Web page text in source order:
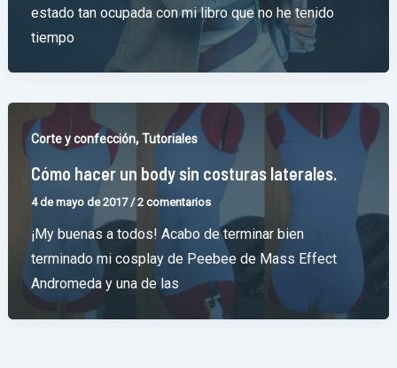
estado tan ocupada con mi libro que no he tenido
tiempo
Corte y confección,Tutoriales
Cómo hacer un body sin costuras laterales.
4 de mayo de 2017/2 comentarios
¡My buenas a todos! Acabo de terminar bien
terminado mi cosplay de Peebee de Mass Effect
Andromeda y una de las